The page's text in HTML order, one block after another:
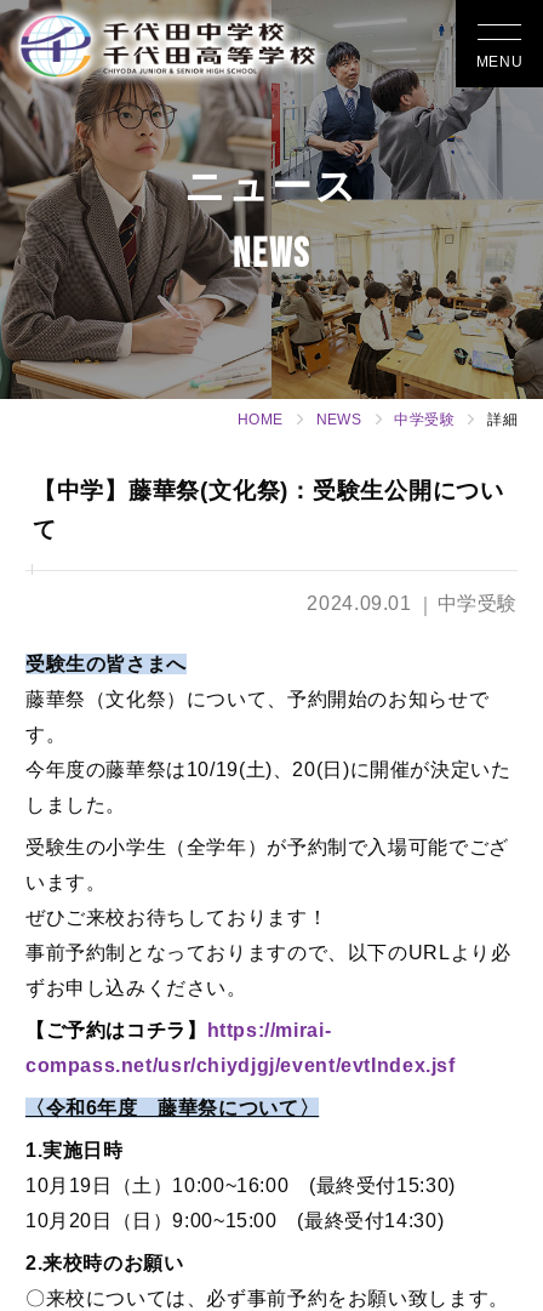
MENU
ニュース
NEWS
HOME NEWS 中学受験 詳細
【中学】藤華祭(文化祭)：受験生公開につい
て
2024.09.01 中学受験
受験生の皆さまへ
藤華祭（文化祭）について、予約開始のお知らせで
す。
今年度の藤華祭は10/19(土)、20(日)に開催が決定いた
しました。
受験生の小学生（全学年）が予約制で入場可能でござ
います。
ぜひご来校お待ちしております！
事前予約制となっておりますので、以下のURLより必
ずお申し込みください。
【 ご予約はコチラ 】
https://mirai-
compass.net/usr/chiydjgj/event/evtIndex.jsf
〈令和6年度 藤華祭について〉
1.実施日時
10月19日（土）10:00~16:00 (最終受付15:30)
10月20日（日）9:00~15:00 (最終受付14:30)
2.来校時のお願い
〇来校については、必ず事前予約をお願い致します。